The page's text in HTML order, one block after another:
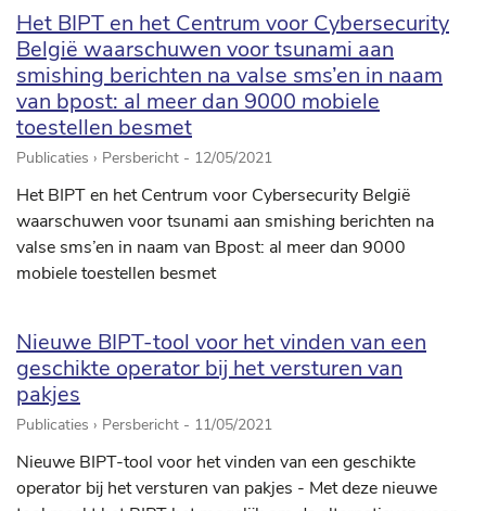
Het BIPT en het Centrum voor Cybersecurity
België waarschuwen voor tsunami aan
smishing berichten na valse sms’en in naam
van bpost: al meer dan 9000 mobiele
toestellen besmet
Publicaties › Persbericht - 12/05/2021
Het BIPT en het Centrum voor Cybersecurity België
waarschuwen voor tsunami aan smishing berichten na
valse sms’en in naam van Bpost: al meer dan 9000
mobiele toestellen besmet
Nieuwe BIPT-tool voor het vinden van een
geschikte operator bij het versturen van
pakjes
Publicaties › Persbericht - 11/05/2021
Nieuwe BIPT-tool voor het vinden van een geschikte
operator bij het versturen van pakjes - Met deze nieuwe